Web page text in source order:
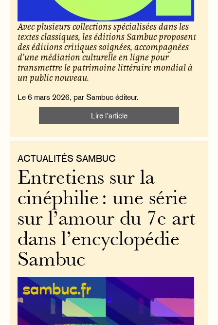
Avec plusieurs collections spécialisées dans les
textes classiques, les éditions Sambuc proposent
des éditions critiques soignées, accompagnées
d’une médiation culturelle en ligne pour
transmettre le patrimoine littéraire mondial à
un public nouveau.
Le 6 mars 2026, par Sambuc éditeur.
Lire l’article
ACTUALITÉS SAMBUC
Entretiens sur la
cinéphilie : une série
sur l’amour du 7e art
dans l’encyclopédie
Sambuc